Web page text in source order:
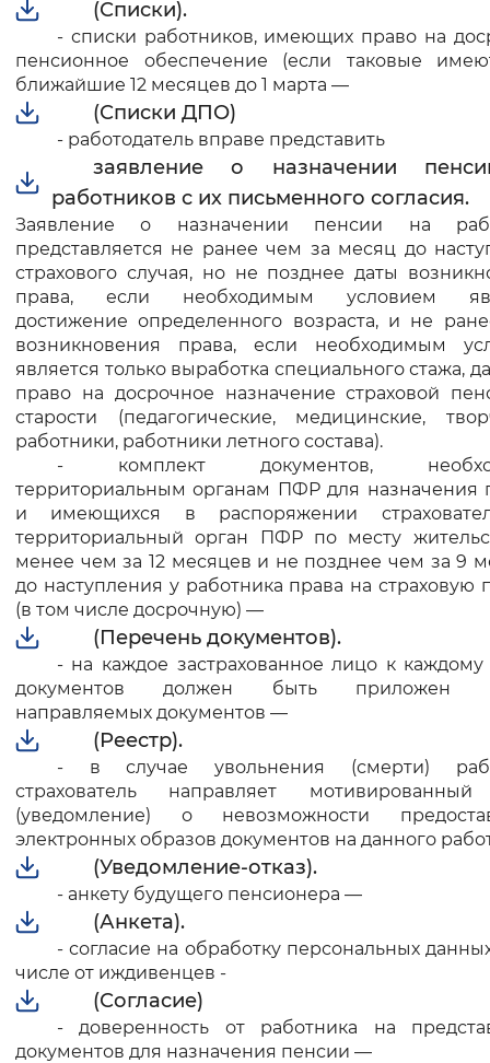
(Списки).
- списки работников, имеющих право на
пенсионное обеспечение (если таковые
ближайшие 12 месяцев до 1 марта —
(Списки ДПО)
- работодатель вправе представить
заявление о назначении
работников с их письменного согласия.
Заявление о назначении пенсии на
представляется не ранее чем за месяц до
страхового случая, но не позднее даты
права, если необходимым условием
достижение определенного возраста, и не
возникновения права, если необходимым
является только выработка специального стажа,
право на досрочное назначение страховой
старости (педагогические, медицинские,
работники, работники летного состава).
- комплект документов,
территориальным органам ПФР для назначения
и имеющихся в распоряжении
территориальный орган ПФР по месту
менее чем за 12 месяцев и не позднее чем за 9
до наступления у работника права на страховую
(в том числе досрочную) —
(Перечень документов).
- на каждое застрахованное лицо к каждому
документов должен быть приложен
направляемых документов —
(Реестр).
- в случае увольнения (смерти)
страхователь направляет мотивированный
(уведомление) о невозможности
электронных образов документов на данного
(Уведомление-отказ).
- анкету будущего пенсионера —
(Анкета).
- согласие на обработку персональных
числе от иждивенцев -
(Согласие)
- доверенность от работника на
документов для назначения пенсии —